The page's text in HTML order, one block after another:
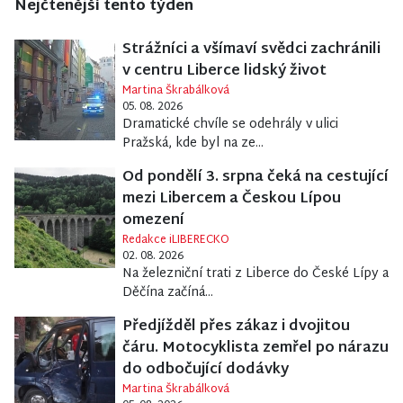
Nejčtenější tento týden
Strážníci a všímaví svědci zachránili
v centru Liberce lidský život
Martina Škrabálková
05. 08. 2026
Dramatické chvíle se odehrály v ulici
Pražská, kde byl na ze...
Od pondělí 3. srpna čeká na cestující
mezi Libercem a Českou Lípou
omezení
Redakce iLIBERECKO
02. 08. 2026
Na železniční trati z Liberce do České Lípy a
Děčína začíná...
Předjížděl přes zákaz i dvojitou
čáru. Motocyklista zemřel po nárazu
do odbočující dodávky
Martina Škrabálková